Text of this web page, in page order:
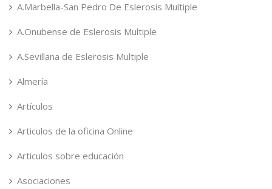
A.Marbella-San Pedro De Eslerosis Multiple
A.Onubense de Eslerosis Multiple
A.Sevillana de Eslerosis Multiple
Almería
Artículos
Articulos de la oficina Online
Articulos sobre educación
Asociaciones